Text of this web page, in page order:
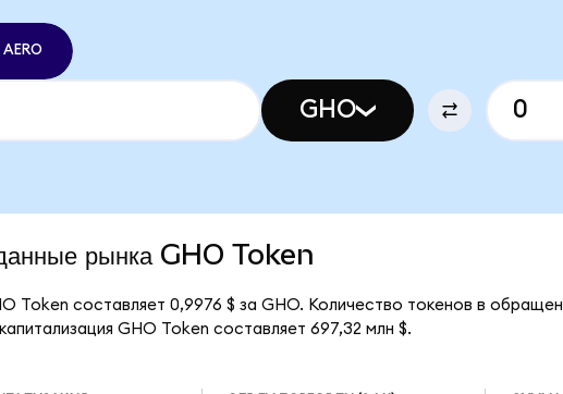
GHO
рынка GHO Token
Token составляет 0,9976 $ за GHO. Количество токенов в
GHO Token составляет 697,32 млн $.